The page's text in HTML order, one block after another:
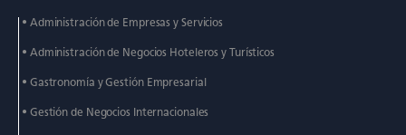
• Administración de Empresas y Servicios
• Administración de Negocios Hoteleros y Turísticos
• Gastronomía y Gestión Empresarial
• Gestión de Negocios Internacionales